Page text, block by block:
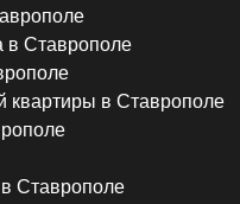
в Ставрополе
квартиры в Ставрополе
Ставрополе